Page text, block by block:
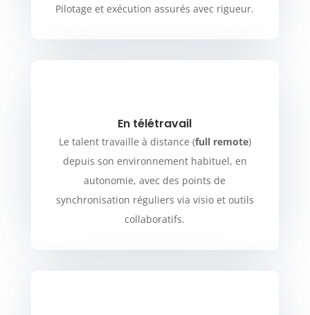
Pilotage et exécution assurés avec rigueur.
En télétravail
Le talent travaille à distance (full remote)
depuis son environnement habituel, en
autonomie, avec des points de
synchronisation réguliers via visio et outils
collaboratifs.